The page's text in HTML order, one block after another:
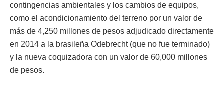
contingencias ambientales y los cambios de equipos,
como el acondicionamiento del terreno por un valor de
más de 4,250 millones de pesos adjudicado directamente
en 2014 a la brasileña Odebrecht (que no fue terminado)
y la nueva coquizadora con un valor de 60,000 millones
de pesos.